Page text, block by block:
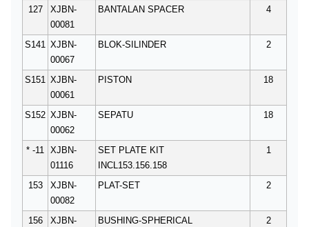
127
XJBN-
00081
BANTALAN SPACER 4
S141 XJBN-
00067
BLOK-SILINDER 2
S151 XJBN-
00061
PISTON 18
S152 XJBN-
00062
SEPATU 18
* -11 XJBN-
01116
SET PLATE KIT
INCL153.156.158
1
153
XJBN-
00082
PLAT-SET 2
156
XJBN-
BUSHING-SPHERICAL 2